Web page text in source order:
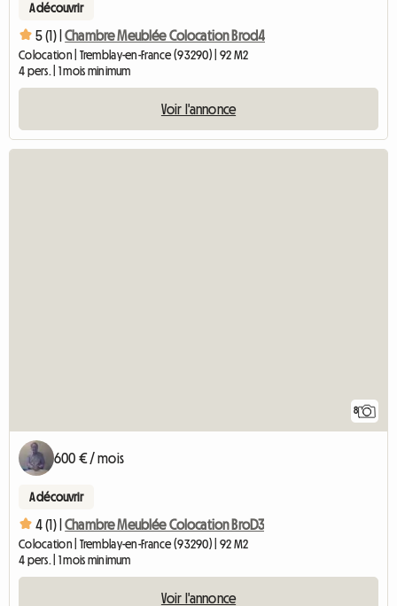
A découvrir
5 (1) | Chambre Meublée Colocation Brod4
Colocation | Tremblay-en-France (93290) | 92 M2
4 pers. | 1 mois minimum
Voir l'annonce
8
600 € / mois
A découvrir
4 (1) | Chambre Meublée Colocation BroD3
Colocation | Tremblay-en-France (93290) | 92 M2
4 pers. | 1 mois minimum
Voir l'annonce